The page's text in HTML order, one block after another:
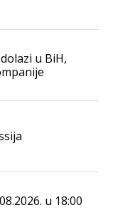
u BiH,
u 18:00